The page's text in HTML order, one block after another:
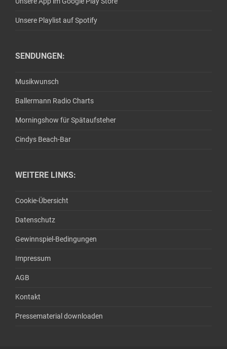
Unsere Playlist auf Spotify
SENDUNGEN:
Musikwunsch
Ballermann Radio Charts
Morningshow für Spätaufsteher
Cindys Beach-Bar
WEITERE LINKS:
Cookie-Übersicht
Datenschutz
Gewinnspiel-Bedingungen
Impressum
AGB
Kontakt
Pressematerial downloaden